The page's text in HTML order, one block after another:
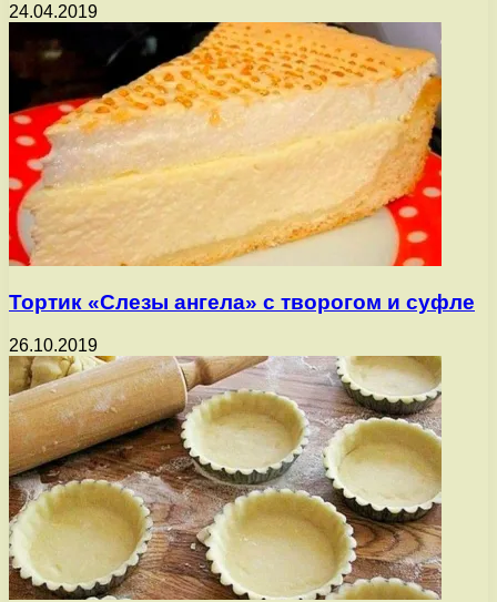
24.04.2019
Тортик «Слезы ангела» с творогом и суфле
26.10.2019